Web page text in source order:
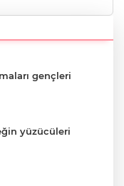
gençleri
yüzücüleri